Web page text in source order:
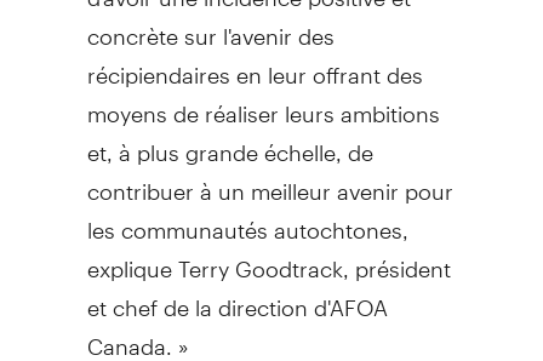
concrète sur l'avenir des
récipiendaires en leur offrant des
moyens de réaliser leurs ambitions
et, à plus grande échelle, de
contribuer à un meilleur avenir pour
les communautés autochtones,
expliqueTerry Goodtrack , président
et chef de la direction d'AFOA
Canada. »